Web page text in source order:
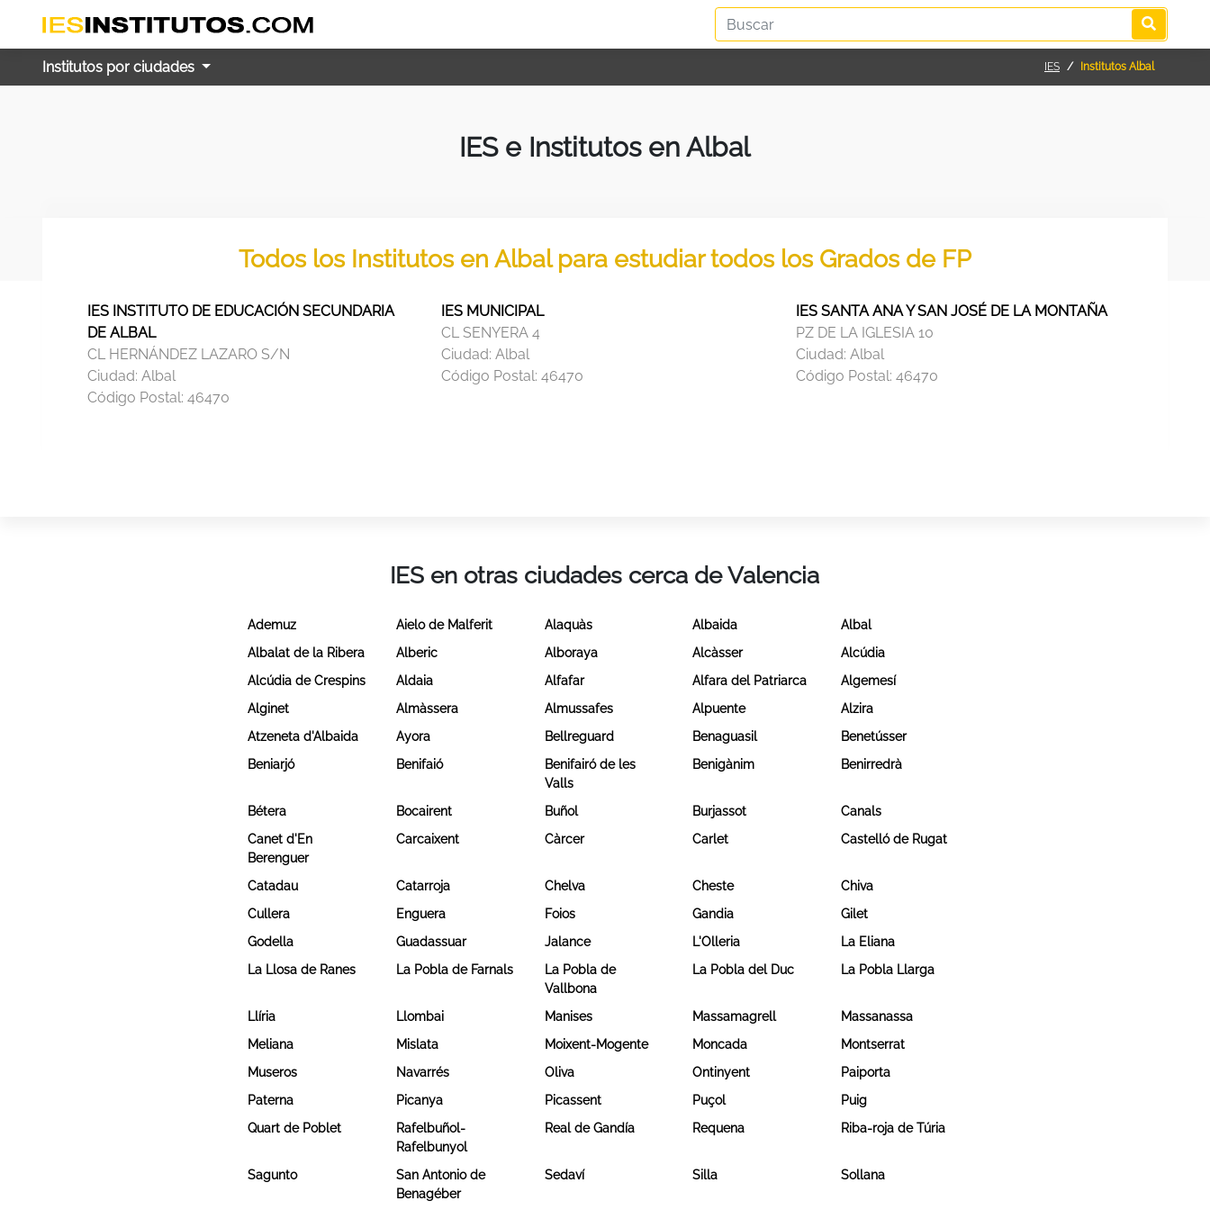
Institutos por ciudades IES Institutos Albal
IES e Institutos en Albal
Todos los Institutos en Albal para estudiar todos los Grados de FP
IES INSTITUTO DE EDUCACIÓN SECUNDARIA
DE ALBAL
CL HERNÁNDEZ LAZARO S/N
Ciudad: Albal
Código Postal: 46470
IES MUNICIPAL
CL SENYERA 4
Ciudad:Albal
Código Postal:46470
IES SANTA ANA Y SAN JOSÉ DE LA MONTAÑA
PZ DE LA IGLESIA 10
Ciudad: Albal
Código Postal: 46470
IES en otras ciudades cerca de Valencia
Ademuz Aielo de Malferit Alaquàs Albaida
Albal
Albalat de la Ribera
Alberic Alboraya Alcàsser
Alcúdia
Alcúdia de Crespins
Aldaia Alfafar Alfara del Patriarca
Algemesí
Alginet
Almàssera Almussafes Alpuente
Alzira
Atzeneta d'Albaida
Ayora Bellreguard Benaguasil
Benetússer
Beniarjó
Benifaió
Benifairó de les
Valls
Benigànim Benirredrà
Bétera Bocairent Buñol Burjassot
Canals
Canet d'En
Berenguer
Carcaixent Càrcer Carlet Castelló de Rugat
Catadau Catarroja Chelva Cheste
Chiva
Cullera
Enguera Foios Gandia
Gilet
Godella
Guadassuar Jalance L'Olleria
La Eliana
La Llosa de Ranes
La Pobla de Farnals
La Pobla de
Vallbona
La Pobla del Duc La Pobla Llarga
Llíria Llombai Manises Massamagrell
Massanassa
Meliana
Mislata Moixent-Mogente Moncada
Montserrat
Museros
Navarrés Oliva Ontinyent
Paiporta
Paterna
Picanya Picassent Puçol
Puig
Quart de Poblet
Rafelbuñol-
Rafelbunyol
Real de Gandía Requena Riba-roja de Túria
Sagunto
San Antonio de
Benagéber
Sedaví Silla Sollana